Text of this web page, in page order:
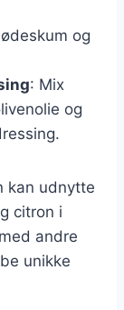
og
: Mix
og
kan udnytte
citron i
andre
unikke